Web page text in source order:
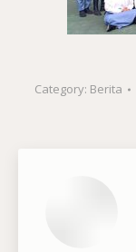
Category: Berita